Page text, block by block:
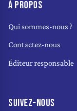
À PROPOS
Qui sommes-nous ?
Contactez-nous
Éditeur responsable
SUIVEZ-NOUS